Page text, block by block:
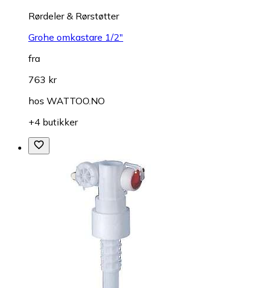
Rørdeler & Rørstøtter
Grohe omkastare 1/2"
fra
763 kr
hos WATTOO.NO
+4 butikker